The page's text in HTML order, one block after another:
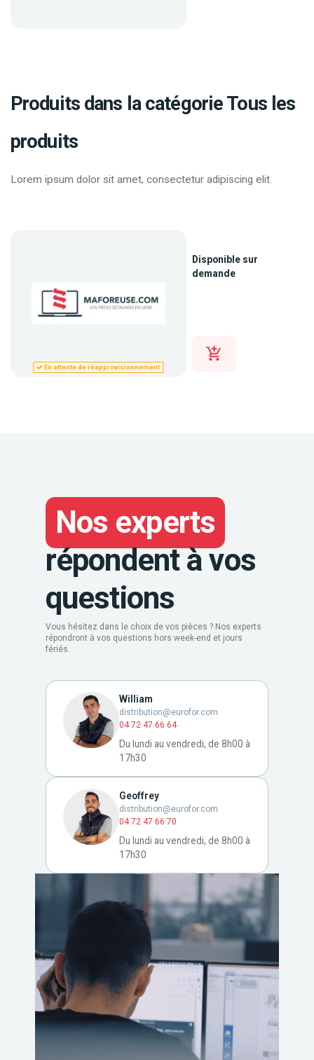
Produits dans la catégorie Tous les
produits
Lorem ipsum dolor sit amet, consectetur adipiscing elit.
En attente de réapprovisionnement
Disponible sur
demande
Nos experts
répondent à vos
questions
Vous hésitez dans le choix de vos pièces ? Nos experts
répondront à vos questions hors week-end et jours
fériés.
William
distribution@eurofor.com
04 72 47 66 64
Du lundi au vendredi, de 8h00 à
17h30
Geoffrey
distribution@eurofor.com
04 72 47 66 70
Du lundi au vendredi, de 8h00 à
17h30